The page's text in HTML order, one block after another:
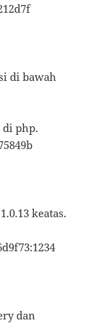
di bawah
php.
keatas.
dan